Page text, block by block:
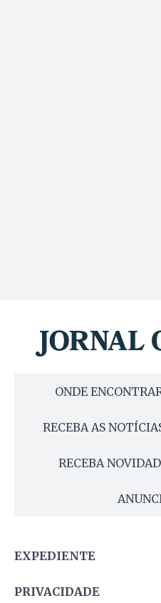
ONDE
RECEBA AS
RECEBA
EXPEDIENTE
PRIVACIDADE